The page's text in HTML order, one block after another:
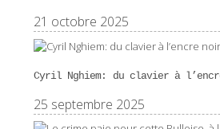
21 octobre 2025
Cyril Nghiem: du clavier à
25 septembre 2025